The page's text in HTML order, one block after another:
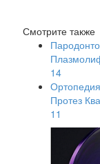
Смотрите также
14
Ортопедия
Протез
11